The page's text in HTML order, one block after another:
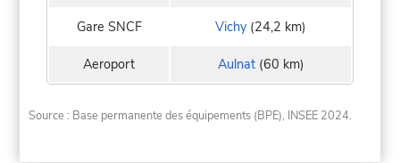
Gare SNCF Vichy (24,2 km)
Aeroport Aulnat(60 km)
Source : Base permanente des équipements (BPE), INSEE 2024.